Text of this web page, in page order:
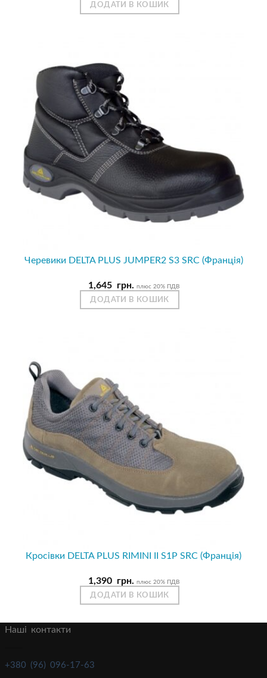
ДОДАТИ В КОШИК
Черевики DELTA PLUS JUMPER2 S3 SRC (Франція)
1,645 грн. плюс 20% ПДВ
ДОДАТИ В КОШИК
Кросівки DELTA PLUS RIMINI II S1P SRC (Франція)
1,390 грн. плюс 20% ПДВ
ДОДАТИ В КОШИК
Наші контакти
+380 (96) 096-17-63